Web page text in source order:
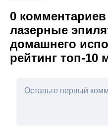
0
лазерные
домашнего
рейтинг топ-10